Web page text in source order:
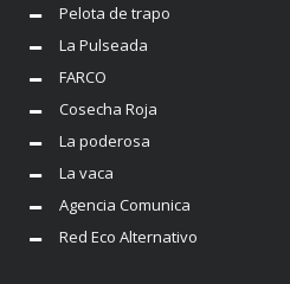
Pelota de trapo
La Pulseada
FARCO
Cosecha Roja
La poderosa
La vaca
Agencia Comunica
Red Eco Alternativo